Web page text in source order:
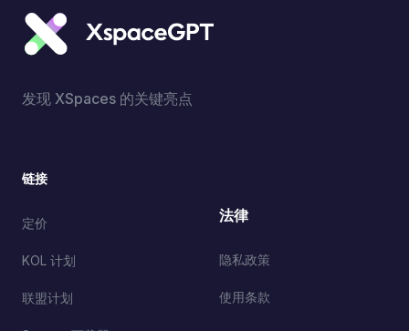
发现 XSpaces 的关键亮点
链接
定价
KOL 计划
联盟计划
法律
隐私政策
使用条款